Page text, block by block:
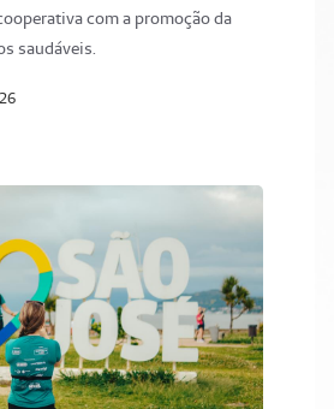
com a promoção da
saudáveis.